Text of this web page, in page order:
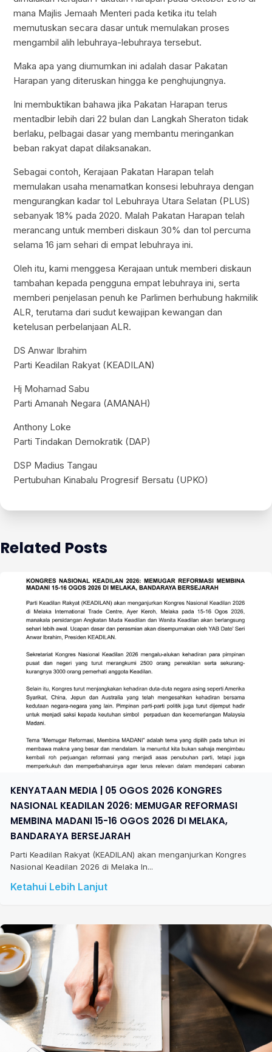
mana Majlis Jemaah Menteri pada ketika itu telah
memutuskan secara dasar untuk memulakan proses
mengambil alih lebuhraya-lebuhraya tersebut.
Maka apa yang diumumkan ini adalah dasar Pakatan
Harapan yang diteruskan hingga ke penghujungnya.
Ini membuktikan bahawa jika Pakatan Harapan terus
mentadbir lebih dari 22 bulan dan Langkah Sheraton tidak
berlaku, pelbagai dasar yang membantu meringankan
beban rakyat dapat dilaksanakan.
Sebagai contoh, Kerajaan Pakatan Harapan telah
memulakan usaha menamatkan konsesi lebuhraya dengan
mengurangkan kadar tol Lebuhraya Utara Selatan (PLUS)
sebanyak 18% pada 2020. Malah Pakatan Harapan telah
merancang untuk memberi diskaun 30% dan tol percuma
selama 16 jam sehari di empat lebuhraya ini.
Oleh itu, kami menggesa Kerajaan untuk memberi diskaun
tambahan kepada pengguna empat lebuhraya ini, serta
memberi penjelasan penuh ke Parlimen berhubung hakmilik
ALR, terutama dari sudut kewajipan kewangan dan
ketelusan perbelanjaan ALR.
DS Anwar Ibrahim
Parti Keadilan Rakyat (KEADILAN)
Hj Mohamad Sabu
Parti Amanah Negara (AMANAH)
Anthony Loke
Parti Tindakan Demokratik (DAP)
DSP Madius Tangau
Pertubuhan Kinabalu Progresif Bersatu (UPKO)
Related Posts
KENYATAAN MEDIA | 05 OGOS 2026 KONGRES
NASIONAL KEADILAN 2026: MEMUGAR REFORMASI
MEMBINA MADANI 15-16 OGOS 2026 DI MELAKA,
BANDARAYA BERSEJARAH
Parti Keadilan Rakyat (KEADILAN) akan menganjurkan Kongres
Nasional Keadilan 2026 di Melaka In...
Ketahui Lebih Lanjut